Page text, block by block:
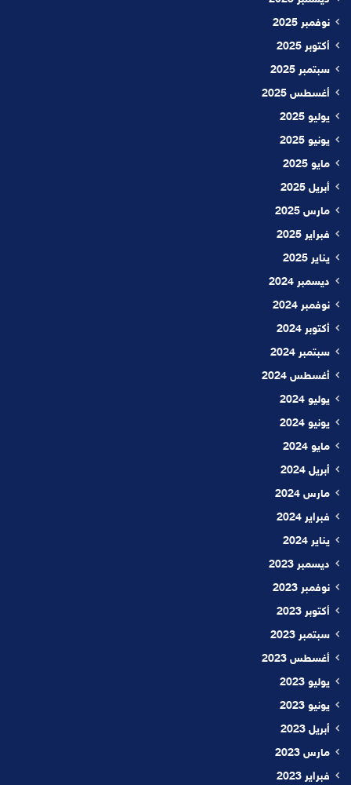
نوفمبر 2025
أكتوبر 2025
سبتمبر 2025
أغسطس 2025
يوليو 2025
يونيو 2025
مايو 2025
أبريل 2025
مارس 2025
فبراير 2025
يناير 2025
ديسمبر 2024
نوفمبر 2024
أكتوبر 2024
سبتمبر 2024
أغسطس 2024
يوليو 2024
يونيو 2024
مايو 2024
أبريل 2024
مارس 2024
فبراير 2024
يناير 2024
ديسمبر 2023
نوفمبر 2023
أكتوبر 2023
سبتمبر 2023
أغسطس 2023
يوليو 2023
يونيو 2023
أبريل 2023
مارس 2023
فبراير 2023